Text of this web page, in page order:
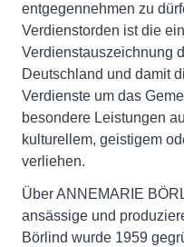
entgegennehmen zu
Verdienstorden ist die
Verdienstauszeichnung
Deutschland und damit
Verdienste um das
besondere Leistungen
kulturellem, geistigem
verliehen.
Über ANNEMARIE
ansässige und
Börlind wurde 1959